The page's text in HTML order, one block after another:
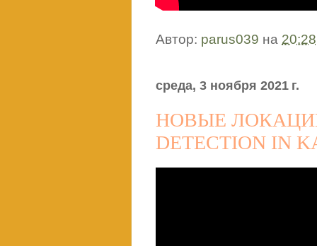
Автор: parus039 на 20:28
среда, 3 ноября 2021 г.
НОВЫЕ
DETECTION IN